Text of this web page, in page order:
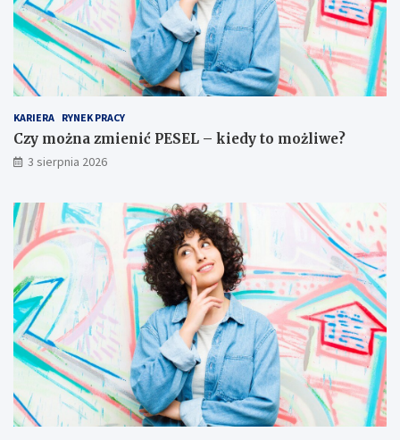
KARIERA RYNEK PRACY
Czy można zmienić PESEL – kiedy to możliwe?
3 sierpnia 2026